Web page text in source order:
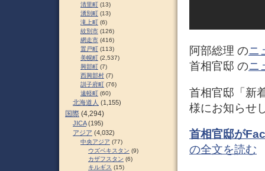
阿部総理 のニ
首相官邸 のニ
首相官邸「新
様にお知らせ
首相官邸が
の全文を読む
清里町 (13)
湧別町 (13)
滝上町 (6)
紋別市 (126)
網走市 (416)
置戸町 (113)
美幌町 (2,537)
興部町 (7)
西興部村 (7)
訓子府町 (76)
遠軽町 (60)
北海道人 (1,155)
国際 (4,294)
JICA(195)
アジア (4,032)
中央アジア (77)
ウズベキスタン (9)
カザフスタン (6)
キルギス (15)